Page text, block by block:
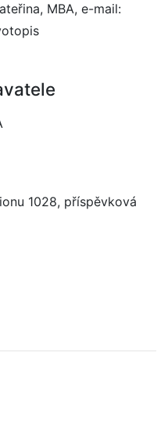
MBA, e-mail:
1028, příspěvková